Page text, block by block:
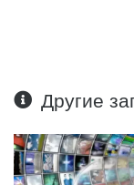
Другие